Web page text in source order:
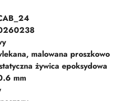
malowana proszkowo
żywica epoksydowa
mm